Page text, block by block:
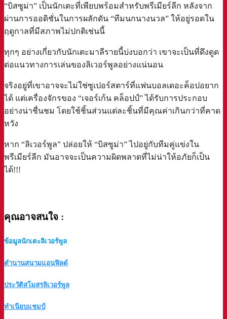
“บิสซูม่า” เป็นนักเตะที่เพียบพร้อมสำหรับพรีเมียร์ลีก หลังจาก
ผ่านการออดิชั่นในการผลักดัน “ทีมนกนางนวล” ให้อยู่รอดใน
ฤดูกาลที่มีสภาพไม่ปกติเช่นนี้
ทุกๆ อย่างเกี่ยวกับนักเตะมาลีรายนี้บ่งบอกว่า เขาจะเป็นที่ดึงดูด
ต่อแนวทางการเล่นของลิเวอร์พูลอย่างแน่นอน
จริงอยู่ที่เขาอาจจะไม่ใช่ซูเปอร์สตาร์ที่แฟนบอลเดอะค็อปอยาก
ได้ แต่เครื่องจักรของ “เจอร์เก้น คล็อปป์” ได้รับการประกอบ
อย่างน่าชื่นชม โดยใช้ชิ้นส่วนแต่ละชิ้นที่มีคุณค่าเกินกว่าที่คาด
หวัง
หาก “ลิเวอร์พูล” ปล่อยให้ “บิสซูม่า” ไปอยู่กับทีมคู่แข่งใน
พรีเมียร์ลีก มันอาจจะเป็นความผิดพลาดที่ไม่น่าให้อภัยก็เป็น
ได้!!!
คุณอาจสนใจ :
ข้อมูลนักเตะลิเวอร์พูล
ตำนานสนามแอนฟิลด์
ประวัติสโมสรลิเวอร์พูล
ทำเนียบแชมป์